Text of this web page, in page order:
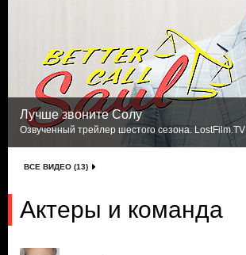
Лучше звоните Солу
Озвученный трейлер шестого сезона. LostFilm.TV
ВСЕ ВИДЕО (13)
Актеры и команда